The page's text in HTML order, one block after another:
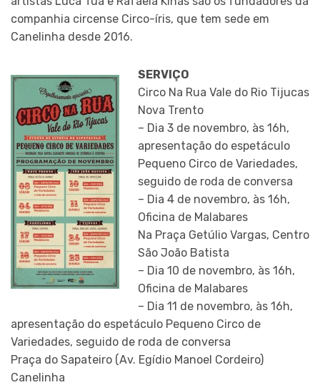
companhia circense Circo-íris, que tem sede em
Canelinha desde 2016.
SERVIÇO
Circo Na Rua Vale do Rio Tijucas
Nova Trento
– Dia 3 de novembro, às 16h,
apresentação do espetáculo
Pequeno Circo de Variedades,
seguido de roda de conversa
– Dia 4 de novembro, às 16h,
Oficina de Malabares
Na Praça Getúlio Vargas, Centro
São João Batista
– Dia 10 de novembro, às 16h,
Oficina de Malabares
– Dia 11 de novembro, às 16h,
apresentação do espetáculo Pequeno Circo de
Variedades, seguido de roda de conversa
Praça do Sapateiro (Av. Egídio Manoel Cordeiro)
Canelinha